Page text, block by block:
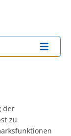
der
zu